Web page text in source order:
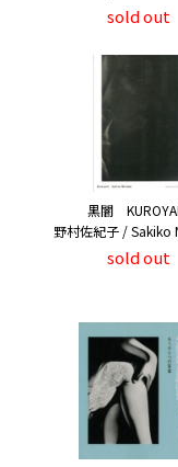
sold out
黒闇
野村佐紀子 / Sakiko
sold out